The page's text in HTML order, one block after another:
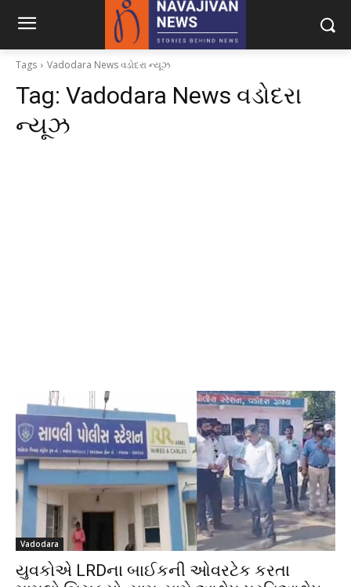
Tags Vadodara News વડોદરા ન્યૂઝ
Tag: Vadodara News વડોદરા
ન્યૂઝ
Vadodara
યુવકોએ LRDના બાઈકની ઓવરટેક કરતા